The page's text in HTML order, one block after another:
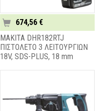
674,56 €
MAKITA DHR182RTJ
ΠΙΣΤΟΛΕΤΟ 3 ΛΕΙΤΟΥΡΓΙΩΝ
18V, SDS-PLUS, 18 mm